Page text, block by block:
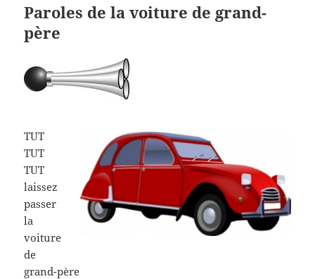
Paroles de la voiture de grand-
père
TUT
TUT
TUT
laissez
passer
la
voiture
de
grand-père